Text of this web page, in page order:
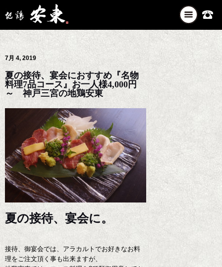
ナ
ビ
ゲ
シ
7月 4, 2019
夏の接待、宴会におすすめ『名物
料理7品コース』お一人様4,000円
～ 神戸三宮の地鶏安東
夏の接待、宴会に。
接待、御宴会では、アラカルトでお好きなお料
理をご注文頂く事も出来ますが、